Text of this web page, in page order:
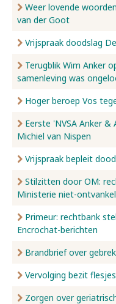
Weer lovende
van der Goot
Vrijspraak doodslag
Terugblik Wim Anker
samenleving was
Hoger beroep Vos
Eerste 'NVSA Anker &
Michiel van Nispen
Vrijspraak bepleit
Stilzitten door OM:
Ministerie niet-
Primeur: rechtbank
Encrochat-berichten
Brandbrief over
Vervolging bezit
Zorgen over